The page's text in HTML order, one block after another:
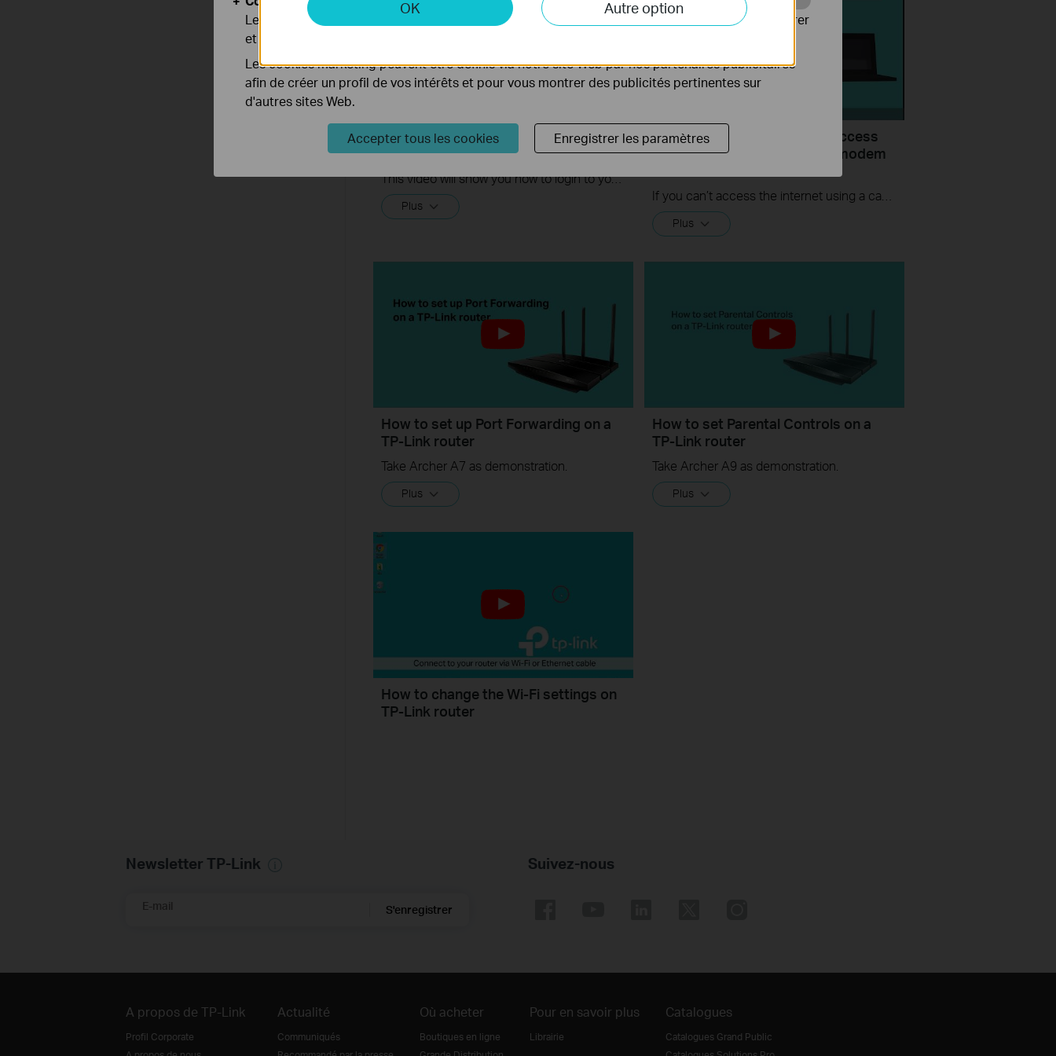
Quick Tips - How to Log into a
Router's Web Interface
This video will show you how to login to your TP-Link router's web interface
Plus
What should I do if I cannot access
the internet? - Using a cable modem
Plus
How to set up Port Forwarding on a
TP-Link router
Take Archer A7 as demonstration.
Plus
How to set Parental Controls on a
TP-Link router
Take Archer A9 as demonstration.
Plus
How to change the Wi-Fi settings on
TP-Link router
Newsletter TP-Link
E-mail S'enregistrer
Suivez-nous
A propos de TP-Link
Profil Corporate
Actualité
Communiqués
Où acheter
Boutiques en ligne
Pour en savoir plus
Librairie
Catalogues
Catalogues Grand Public
OK Autre option
Les cookies d'analyse nous permettent d'analyser vos activités sur notre site Web pour améliorer
et ajuster les fonctionnalités de notre site Web.
Les cookies marketing peuvent être définis via notre site Web par nos partenaires publicitaires
afin de créer un profil de vos intérêts et pour vous montrer des publicités pertinentes sur
d'autres sites Web.
Accepter tous les cookies Enregistrer les paramètres